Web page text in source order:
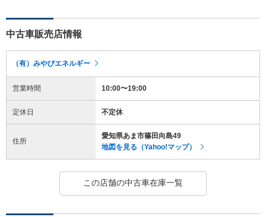
中古車販売店情報
（有）みやびエネルギー
営業時間 10:00〜19:00
定休日 不定休
住所
愛知県あま市篠田向島49
地図を見る（Yahoo!マップ）
この店舗の中古車在庫一覧